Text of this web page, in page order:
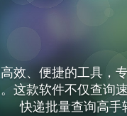
效、便捷的工具，
这款软件不仅查询
快递批量查询高手